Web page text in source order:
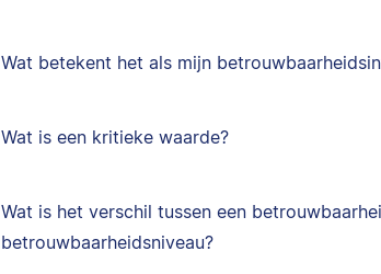
Wat betekent het als mijn
Wat is een kritieke waarde?
Wat is het verschil tussen een
betrouwbaarheidsniveau?